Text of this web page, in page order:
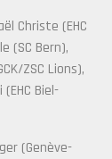
Christe (EHC
(SC Bern),
ZSC Lions),
Biel-
(Genève-